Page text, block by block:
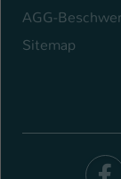
AGG-
Sitemap